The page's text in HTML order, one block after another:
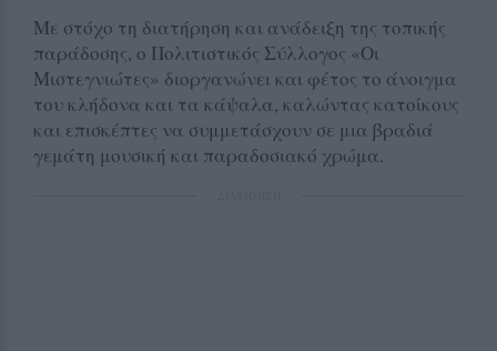
Με στόχο τη διατήρηση και ανάδειξη της τοπικής
παράδοσης, ο Πολιτιστικός Σύλλογος «Οι
Μιστεγνιώτες» διοργανώνει και φέτος το άνοιγμα
του κλήδονα και τα κάψαλα, καλώντας κατοίκους
και επισκέπτες να συμμετάσχουν σε μια βραδιά
γεμάτη μουσική και παραδοσιακό χρώμα.